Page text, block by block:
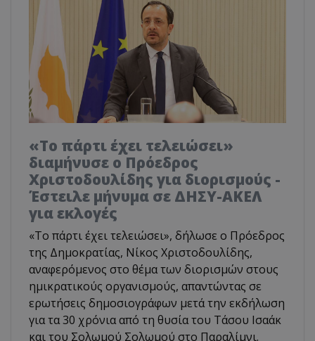
«Το πάρτι έχει τελειώσει»
διαμήνυσε ο Πρόεδρος
Χριστοδουλίδης για διορισμούς -
Έστειλε μήνυμα σε ΔΗΣΥ-ΑΚΕΛ
για εκλογές
«Το πάρτι έχει τελειώσει», δήλωσε ο Πρόεδρος
της Δημοκρατίας, Νίκος Χριστοδουλίδης,
αναφερόμενος στο θέμα των διορισμών στους
ημικρατικούς οργανισμούς, απαντώντας σε
ερωτήσεις δημοσιογράφων μετά την εκδήλωση
για τα 30 χρόνια από τη θυσία του Τάσου Ισαάκ
και του Σολωμού Σολωμού στο Παραλίμνι.